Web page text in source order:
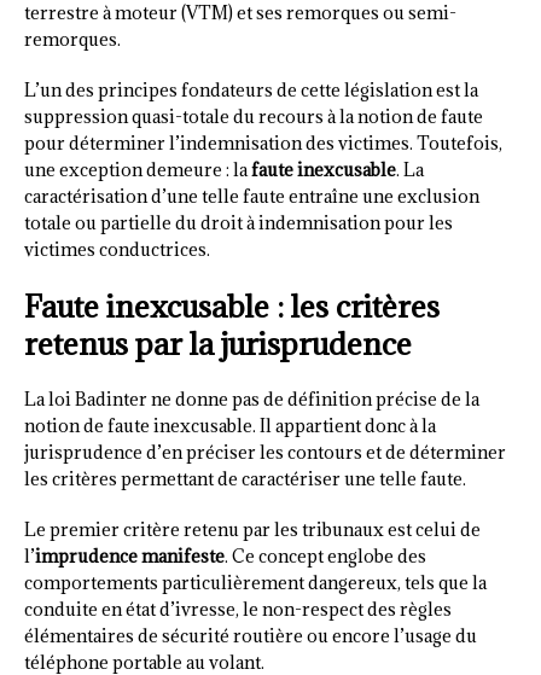
terrestre à moteur (VTM) et ses remorques ou semi-
remorques.
L’un des principes fondateurs de cette législation est la
suppression quasi-totale du recours à la notion de faute
pour déterminer l’indemnisation des victimes. Toutefois,
une exception demeure : lafaute inexcusable. La
caractérisation d’une telle faute entraîne une exclusion
totale ou partielle du droit à indemnisation pour les
victimes conductrices.
Faute inexcusable : les critères
retenus par la jurisprudence
La loi Badinter ne donne pas de définition précise de la
notion de faute inexcusable. Il appartient donc à la
jurisprudence d’en préciser les contours et de déterminer
les critères permettant de caractériser une telle faute.
Le premier critère retenu par les tribunaux est celui de
l’imprudence manifeste. Ce concept englobe des
comportements particulièrement dangereux, tels que la
conduite en état d’ivresse, le non-respect des règles
élémentaires de sécurité routière ou encore l’usage du
téléphone portable au volant.